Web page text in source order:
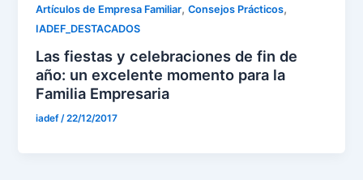
Artículos de Empresa Familiar,Consejos Prácticos,
IADEF_DESTACADOS
Las fiestas y celebraciones de fin de
año: un excelente momento para la
Familia Empresaria
iadef/22/12/2017